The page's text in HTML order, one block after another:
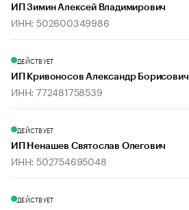
ИП Зимин Алексей Владимирович
ИНН: 502600349986
ДЕЙСТВУЕТ
ИП Кривоносов Александр Борисович
ИНН: 772481758539
ДЕЙСТВУЕТ
ИП Ненашев Святослав Олегович
ИНН: 502754695048
ДЕЙСТВУЕТ